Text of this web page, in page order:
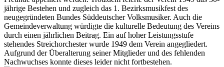
jährige Bestehen und zugleich das 1. Bezirksmusikfest des
neugegründeten Bundes Süddeutscher Volksmusiker. Auch die
Gemeindeverwaltung würdigte die kulturelle Bedeutung des Vereins
durch einen jährlichen Beitrag. Ein auf hoher Leistungsstufe
stehendes Streichorchester wurde 1949 dem Verein angegliedert.
Aufgrund der Überalterung seiner Mitglieder und des fehlenden
Nachwuchses konnte dieses leider nicht fortbestehen.